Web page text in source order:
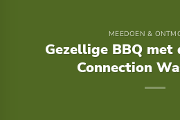
MEEDOEN &
Gezellige BBQ met
Connection